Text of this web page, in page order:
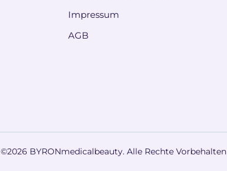
Impressum
AGB
©2026 BYRONmedicalbeauty. Alle Rechte Vorbehalten